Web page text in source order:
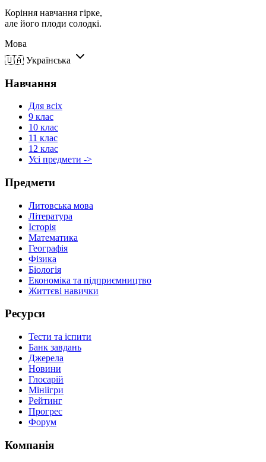
Коріння навчання гірке,
але його плоди солодкі.
Мова
🇺🇦 Українська
Навчання
Для всіх
9 клас
10 клас
11 клас
12 клас
Усі предмети ->
Предмети
Литовська мова
Література
Історія
Математика
Географія
Фізика
Біологія
Економіка та підприємництво
Життєві навички
Ресурси
Тести та іспити
Банк завдань
Джерела
Новини
Глосарій
Мініігри
Рейтинг
Прогрес
Форум
Компанія